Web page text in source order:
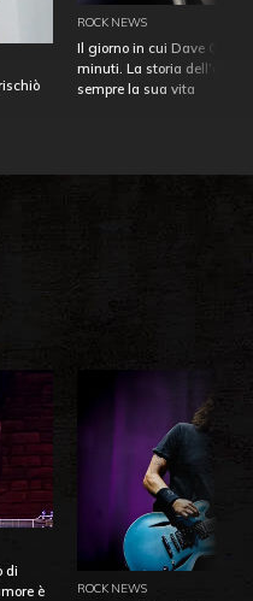
ROCK NEWS
Il giorno in cui Dave
minuti. La storia
sempre la sua vita
di
è
ROCK NEWS